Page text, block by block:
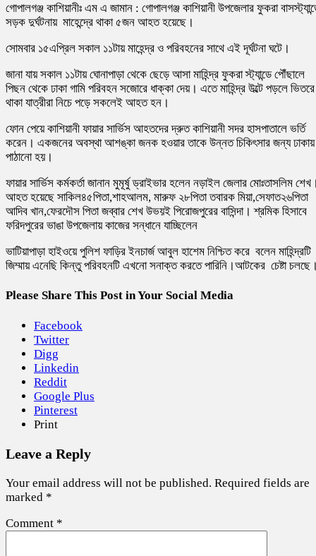
গোপালগঞ্জ কাশিয়ানীঃ এম এ জামান : গোপালগঞ্জ কাশিয়ানী উপজেলার ফুকরা
সড়ক দুর্ঘটনায় মাহেন্দ্রে থাকা ৫জন আহত হয়েছে।
সোমবার ১৫এপ্রিল সকাল ১১টায় মাহেন্দ্র ও পরিবহনের সাথে এই দূর্ঘটনা ঘটে।
জানা যায় সকাল ১১টায় ঘোনাপাড়া থেকে ছেড়ে আসা মাহিন্দ্র ফুকরা স্ট্যান্ডে পৌঁছালে
পিছন থেকে ঢাকা গামি পরিবহন সজোরে ধাক্কা দেয়। এতে মাহিন্দ্র উল্টে পড়লে ভিতরে
থাকা যাত্রীরা নিচে পড়ে সকলেই আহত হন।
ফোন পেয়ে কাশিয়ানী ফায়ার সার্ভিস আহতদের দ্রুত কাশিয়ানী সদর হাসপাতালে ভর্তি
করেন। একজনের অবস্থা আশঙ্কা জনক হওয়ার তাকে উন্নত চিকিৎসার জন্য ঢাকায়
পাঠানো হয়।
ফায়ার সার্ভিস কর্মকর্তা জানান মুমূর্ষু ড্রাইভার হলেন নড়াইল জেলার মোঃতাসলিম
আহত হয়েছে সাকিল৪৫পিতা,শাহআলম, মারুফ ২৮পিতা তবারক মিয়া,সেফাত২৬পিতা
আদিব খান,ফেরদৌস পিতা জব্বার শেখ উভয়ই পিরোজপুরের বাসিন্দা। শ্রমিক হিসাবে
ফরিদপুরের ভাঙা উপজেলায় কাজের সন্ধানে যাচ্ছিলেন
ভাটিয়াপাড়া হাইওয়ে পুলিশ ফাড়ির ইনচার্জ আবুল হাশেম নিশ্চিত করে বলেন মাহিন্দ্রটি
জিম্মায় এনেছি কিন্তু পরিবহনটি এখনো সনাক্ত করতে পারিনি।আটকের চেষ্টা
Please Share This Post in Your Social Media
Facebook
Twitter
Digg
Linkedin
Reddit
Google Plus
Pinterest
Print
Leave a Reply
Your email address will not be published. Required fields are
marked *
Comment *